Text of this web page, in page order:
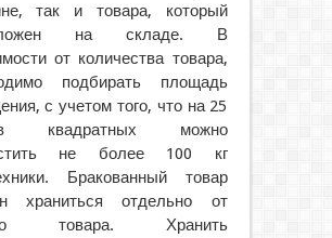
так и товара, который
на складе. В
от количества товара,
подбирать площадь
с учетом того, что на 25
квадратных можно
не более 100 кг
Бракованный товар
храниться отдельно от
товара. Хранить